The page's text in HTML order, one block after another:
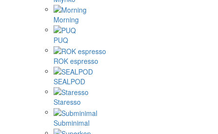
Morning
PUQ
ROK espresso
SEALPOD
Staresso
Subminimal